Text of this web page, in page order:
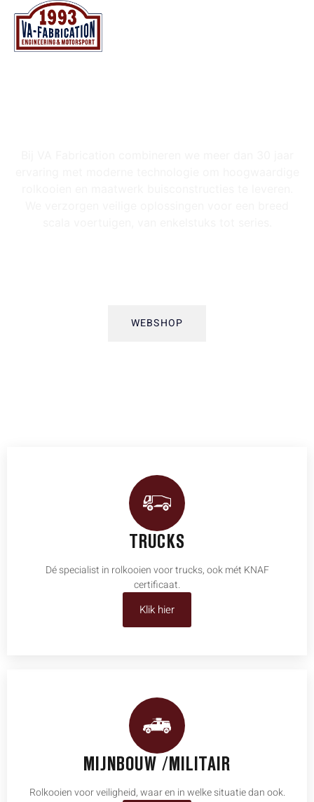
WEBSHOP
MIJNBOUW /MILITAIR
Rolkooien voor veiligheid, waar en in welke situatie dan ook.
TRUCKS
Dé specialist in rolkooien voor trucks, ook mét KNAF
certificaat.
Klik hier